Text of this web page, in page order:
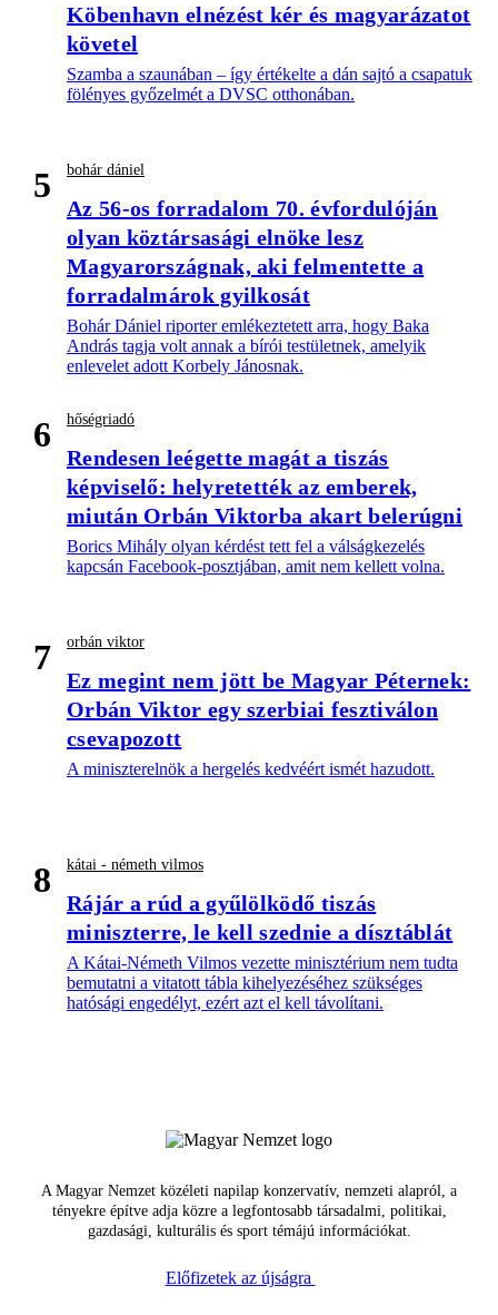
Köbenhavn elnézést kér és magyarázatot
követel
Szamba a szaunában – így értékelte a dán sajtó a csapatuk
fölényes győzelmét a DVSC otthonában.
5 bohár dániel
Az 56-os forradalom 70. évfordulóján
olyan köztársasági elnöke lesz
Magyarországnak, aki felmentette a
forradalmárok gyilkosát
Bohár Dániel riporter emlékeztetett arra, hogy Baka
András tagja volt annak a bírói testületnek, amelyik
enlevelet adott Korbely Jánosnak.
6 hőségriadó
Rendesen leégette magát a tiszás
képviselő: helyretették az emberek,
miután Orbán Viktorba akart belerúgni
Borics Mihály olyan kérdést tett fel a válságkezelés
kapcsán Facebook-posztjában, amit nem kellett volna.
7 orbán viktor
Ez megint nem jött be Magyar Péternek:
Orbán Viktor egy szerbiai fesztiválon
csevapozott
A miniszterelnök a hergelés kedvéért ismét hazudott.
8 kátai - németh vilmos
Rájár a rúd a gyűlölködő tiszás
miniszterre, le kell szednie a dísztáblát
A Kátai-Németh Vilmos vezette minisztérium nem tudta
bemutatni a vitatott tábla kihelyezéséhez szükséges
hatósági engedélyt, ezért azt el kell távolítani.
A Magyar Nemzet közéleti napilap konzervatív, nemzeti alapról, a
tényekre építve adja közre a legfontosabb társadalmi, politikai,
gazdasági, kulturális és sport témájú információkat.
Előfizetek az újságra